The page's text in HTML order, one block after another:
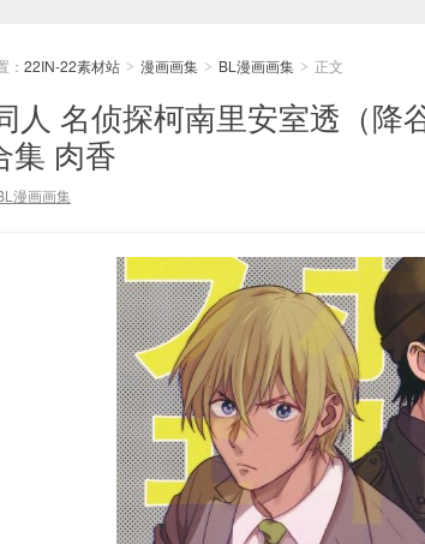
： 22IN-22素材站 > 漫画画集 > BL漫画画集 > 正文
人 名侦探柯南里安室透（降
集 肉香
漫画画集